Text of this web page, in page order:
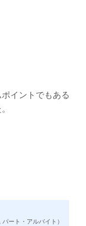
イントでもある
ート・アルバイト）